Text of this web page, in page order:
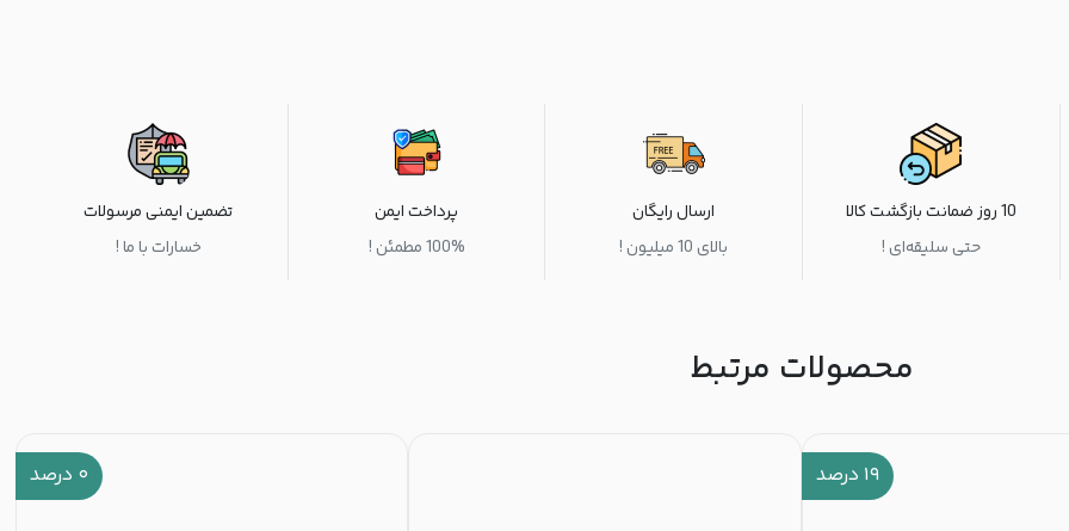
10 روز ضمانت بازگشت کالا
حتی سلیقه‌ای !
ارسال رایگان
بالای 10 میلیون !
پرداخت ایمن
100% مطمئن !
تضمین ایمنی مرسولات
خسارات با ما !
محصولات مرتبط
۱۹ درصد ۰ درصد